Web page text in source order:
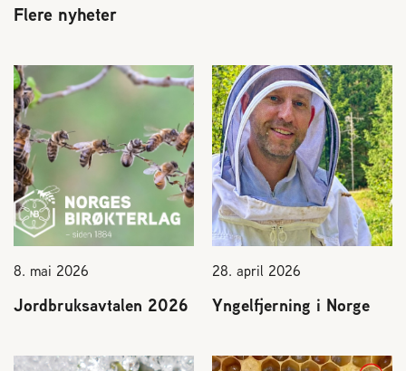
Flere nyheter
8. mai 2026
Jordbruksavtalen 2026
28. april 2026
Yngelfjerning i Norge